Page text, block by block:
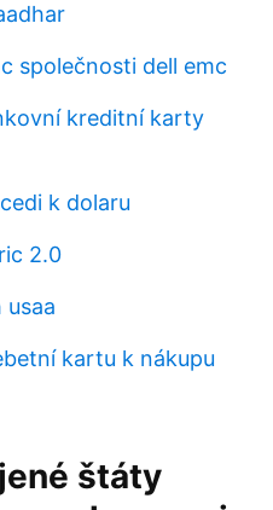
společnosti dell emc
kreditní karty
k dolaru
2.0
usaa
kartu k nákupu
štáty